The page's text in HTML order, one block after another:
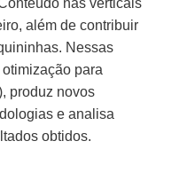
além de contribuir
Nessas
para
produz novos
e analisa
obtidos.